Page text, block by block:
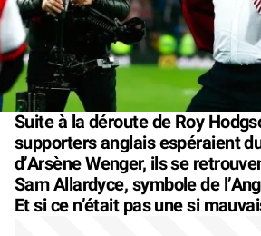
Suite à la déroute de Roy
supporters anglais espéraient
d’Arsène Wenger, ils se
Sam Allardyce, symbole de
Et si ce n’était pas une si